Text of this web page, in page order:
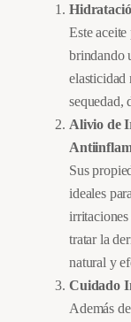
Este
brindando
elasticidad
sequedad,
Alivio de
Sus
ideales
tratar la
natural y
Cuidado
Además